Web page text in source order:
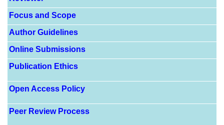
Focus and Scope
Author Guidelines
Online Submissions
Publication Ethics
Open Access Policy
Peer Review Process